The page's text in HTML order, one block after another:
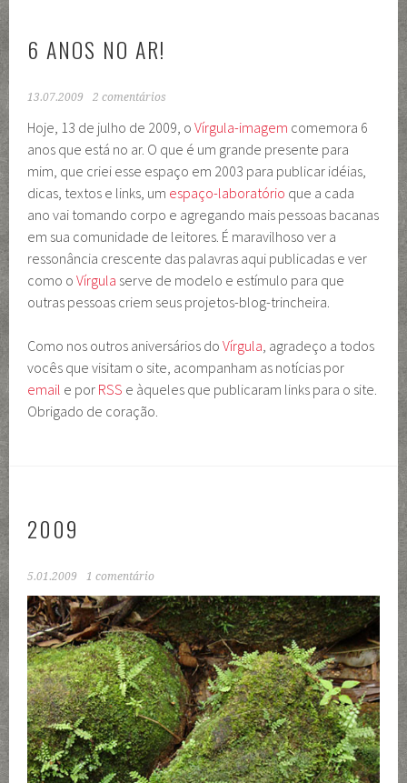
6 ANOS NO AR!
13.07.2009 2 comentários
Hoje, 13 de julho de 2009, oVírgula-imagem comemora 6
anos que está no ar. O que é um grande presente para
mim, que criei esse espaço em 2003 para publicar idéias,
dicas, textos e links, um espaço-laboratório que a cada
ano vai tomando corpo e agregando mais pessoas bacanas
em sua comunidade de leitores. É maravilhoso ver a
ressonância crescente das palavras aqui publicadas e ver
como oVírgula serve de modelo e estímulo para que
outras pessoas criem seus projetos-blog-trincheira.
Como nos outros aniversários doVírgula, agradeço a todos
vocês que visitam o site, acompanham as notícias por
email e por RSS e àqueles que publicaram links para o site.
Obrigado de coração.
2009
5.01.2009 1 comentário